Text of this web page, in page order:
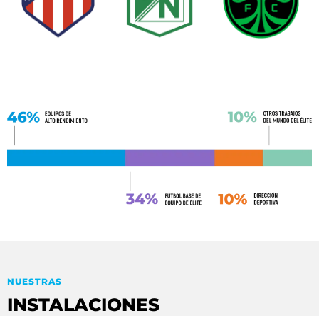
NUESTRAS
INSTALACIONES